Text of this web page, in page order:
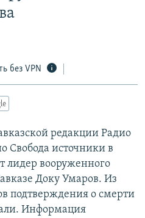
без VPN
редакции Радио
Свобода источники в
лидер вооруженного
Доку Умаров. Из
подтверждения о смерти
Информация